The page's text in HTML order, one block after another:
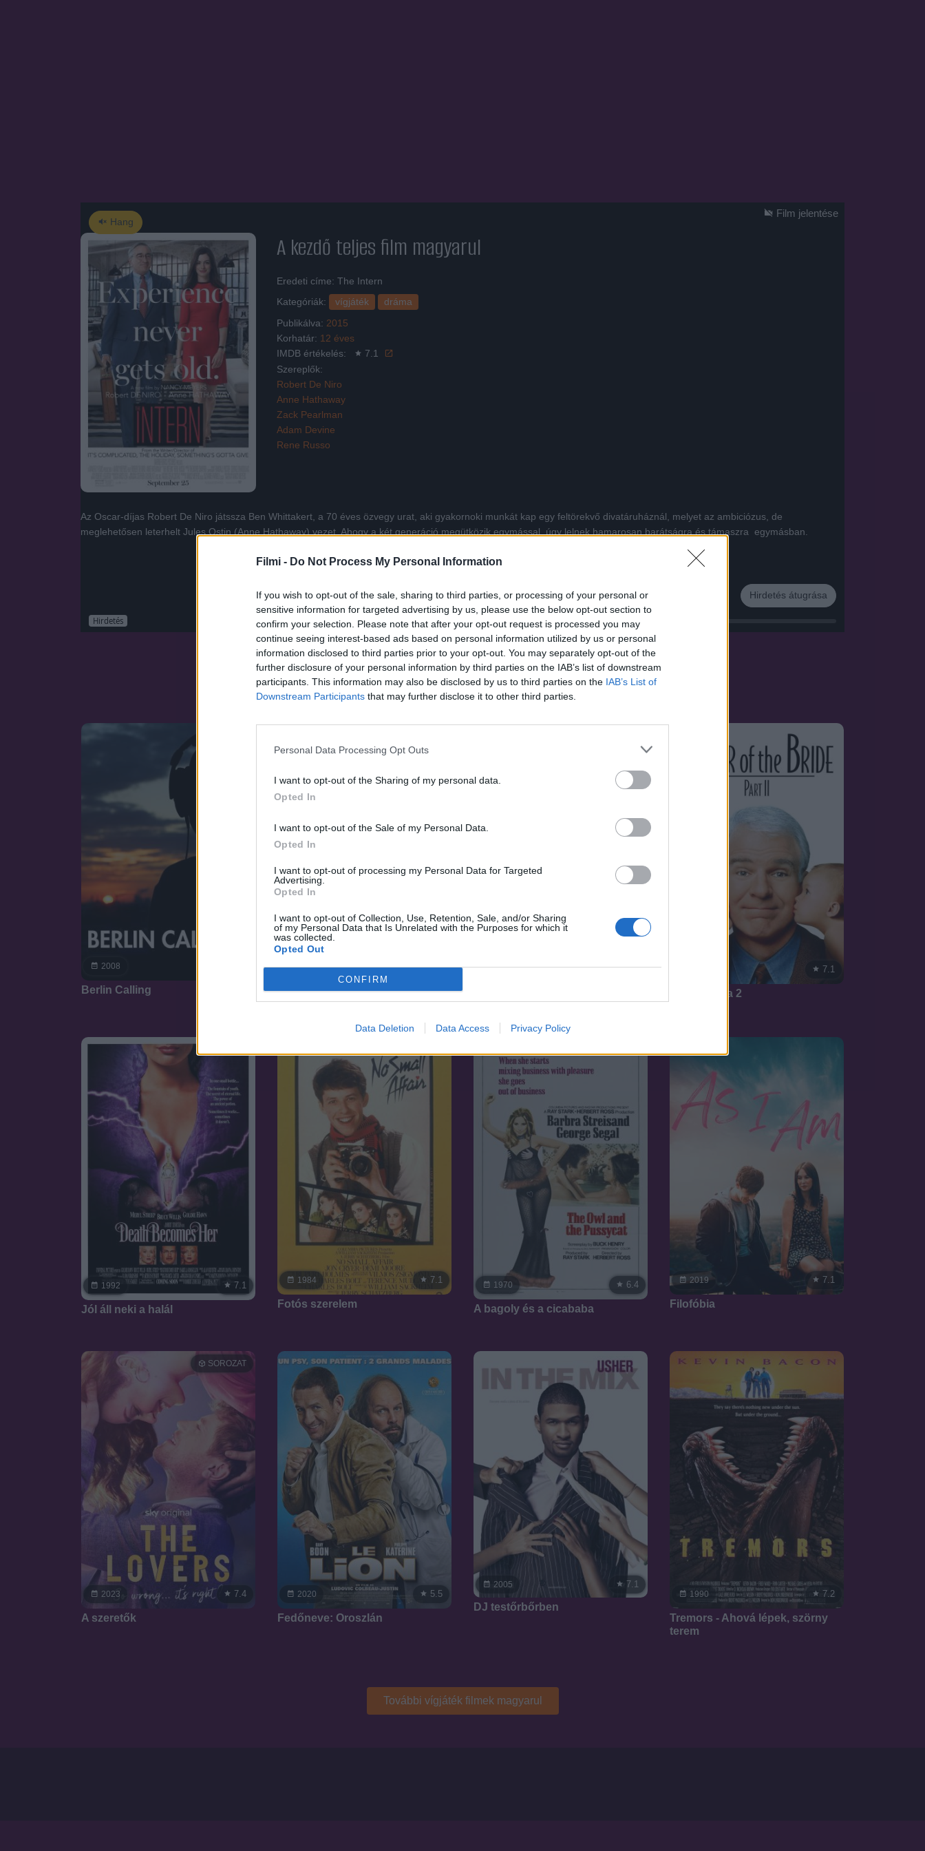
Filmi - Do Not Process My Personal Information
If you wish to opt-out of the sale, sharing to third parties, or processing of your personal or
sensitive information for targeted advertising by us, please use the below opt-out section to
confirm your selection. Please note that after your opt-out request is processed you may
continue seeing interest-based ads based on personal information utilized by us or personal
information disclosed to third parties prior to your opt-out. You may separately opt-out of the
further disclosure of your personal information by third parties on the IAB’s list of downstream
participants. This information may also be disclosed by us to third parties on the IAB’s List of
Downstream Participants that may further disclose it to other third parties.
Personal Data Processing Opt Outs
I want to opt-out of the Sharing of my personal data.
Opted In
I want to opt-out of the Sale of my Personal Data.
Opted In
I want to opt-out of processing my Personal Data for Targeted
Advertising.
Opted In
I want to opt-out of Collection, Use, Retention, Sale, and/or Sharing
of my Personal Data that Is Unrelated with the Purposes for which it
was collected.
Opted Out
CONFIRM
Data Deletion Data Access Privacy Policy
Hang
Hirdetés
Hirdetés átugrása
Film jelentése
A kezdő teljes film magyarul
Eredeti címe: The Intern
Kategóriák:
vígjáték
dráma
Publikálva: 2015
Korhatár: 12 éves
IMDB értékelés:
7.1
Szereplők:
Robert De Niro
Anne Hathaway
Zack Pearlman
Adam Devine
Rene Russo
Az Oscar-díjas Robert De Niro játssza Ben Whittakert, a 70 éves özvegy urat, aki gyakornoki munkát kap egy feltörekvő divatáruháznál, melyet az ambiciózus, de
meglehetősen leterhelt Jules Ostin (Anne Hathaway) vezet. Ahogy a két generáció megütközik egymással, úgy lelnek hamarosan barátságra és támaszra  egymásban.
Hasonló teljes filmek magyarul
2008
Berlin Calling
2008 7.5
A Madagaszkár pingvinjei
1970 7.3 7.1
Az örömapa 2
1992 7.1
Jól áll neki a halál
1984 7.1
Fotós szerelem
1970 6.4
A bagoly és a cicababa
2019 7.1
Filofóbia
2023
SOROZAT
7.4
A szeretők
2020 5.5
Fedőneve: Oroszlán
2005 7.1
DJ testőrbőrben
1990 7.2
Tremors - Ahová lépek, szörny
terem
További vígjáték filmek magyarul